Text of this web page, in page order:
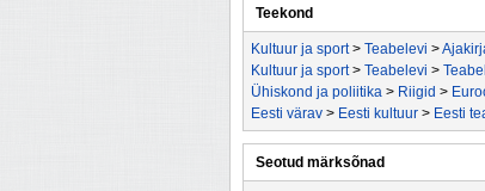
Teekond
Kultuur ja sport> Teabelevi >
Kultuur ja sport> Teabelevi >
Ühiskond ja poliitika > Riigid >
Eesti värav > Eesti kultuur > Eesti
Seotud märksõnad